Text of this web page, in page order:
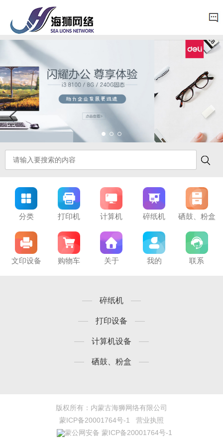
分类 打印机 计算机 碎纸机 硒鼓、粉盒
文印设备 购物车 关于 我的 联系
碎纸机
打印设备
计算机设备
硒鼓、粉盒
版权所有：内蒙古海狮网络有限公司
蒙ICP备20001764号-1
营业执照
蒙公网安备 蒙ICP备20001764号-1